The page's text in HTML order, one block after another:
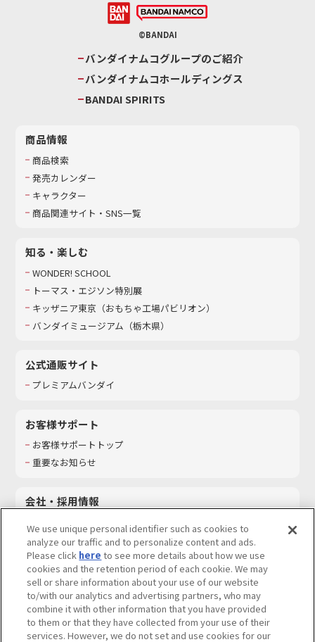
©BANDAI
バンダイナムコグループのご紹介
バンダイナムコホールディングス
BANDAI SPIRITS
商品情報
商品検索
発売カレンダー
キャラクター
商品関連サイト・SNS一覧
知る・楽しむ
WONDER! SCHOOL
トーマス・エジソン特別展
キッザニア東京（おもちゃ工場パビリオン）​
バンダイミュージアム（栃木県）
公式通販サイト
プレミアムバンダイ
お客様サポート
お客様サポートトップ
重要なお知らせ
会社・採用情報
採用情報
サステナビリティ
お問い合わせ
ウェブサイトご利用条件 ソーシャルメディアポリシー
We use unique personal identifier such as cookies to
analyze our traffic and to personalize content and ads.
Please click here to see more details about how we use
cookies and the retention period of each cookie. We may
sell or share information about your use of our website
to/with our analytics and advertising partners, who may
combine it with other information that you have provided
to them or that they have collected from your use of their
services. However, we do not set and use cookies for our